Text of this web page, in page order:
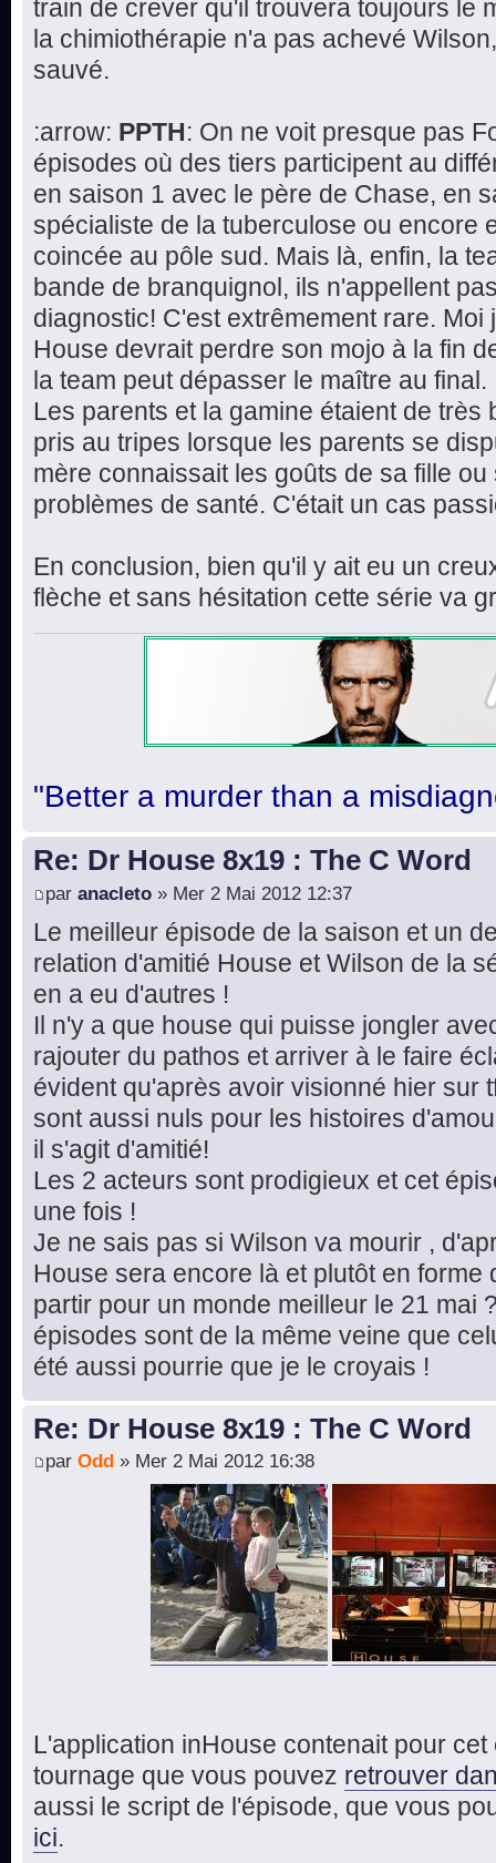
train de crever qu'il trouvera toujours le
la chimiothérapie n'a pas achevé
sauvé.
:arrow: PPTH: On ne voit presque pas
épisodes où des tiers participent au
en saison 1 avec le père de Chase, en
spécialiste de la tuberculose ou encore
coincée au pôle sud. Mais là, enfin, la
bande de branquignol, ils n'appellent
diagnostic! C'est extrêmement rare. Moi
House devrait perdre son mojo à la fin
la team peut dépasser le maître au final.
Les parents et la gamine étaient de très
pris au tripes lorsque les parents se
mère connaissait les goûts de sa fille
problèmes de santé. C'était un cas
En conclusion, bien qu'il y ait eu un
flèche et sans hésitation cette série va
"Better a murder than a
Re: Dr House 8x19 : The C Word
par anacleto » Mer 2 Mai 2012 12:37
Le meilleur épisode de la saison et un
relation d'amitié House et Wilson de la
en a eu d'autres !
Il n'y a que house qui puisse jongler
rajouter du pathos et arriver à le faire
évident qu'après avoir visionné hier sur
sont aussi nuls pour les histoires
il s'agit d'amitié!
Les 2 acteurs sont prodigieux et cet
une fois !
Je ne sais pas si Wilson va mourir ,
House sera encore là et plutôt en forme
partir pour un monde meilleur le 21 mai
épisodes sont de la même veine que
été aussi pourrie que je le croyais !
Re: Dr House 8x19 : The C Word
par Odd » Mer 2 Mai 2012 16:38
L'application inHouse contenait pour
tournage que vous pouvez retrouver
aussi le script de l'épisode, que vous
ici.